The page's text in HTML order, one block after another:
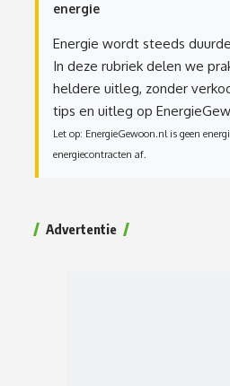
energie
Energie wordt steeds
In deze rubriek delen we
heldere uitleg, zonder
tips en uitleg op
Let op: EnergieGewoon.nl is geen
energiecontracten af.
Advertentie